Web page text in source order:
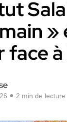
face
2 min de lecture